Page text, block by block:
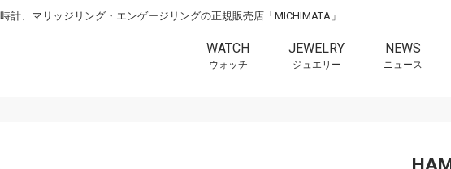
時計、マリッジリング・エンゲージリングの正規販売店「MICHIMATA」
WATCH
ウォッチ
JEWELRY
ジュエリー
NEWS
ニュース